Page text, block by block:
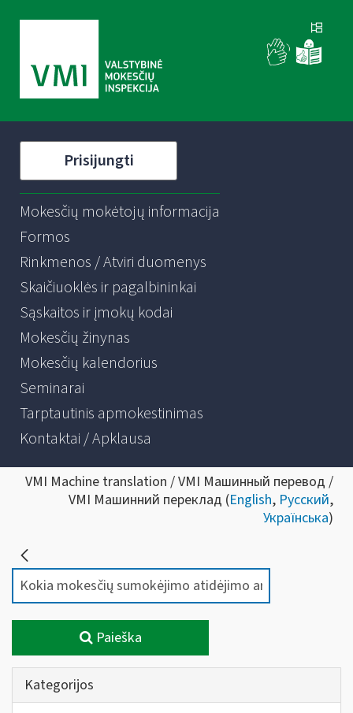
Prisijungti
Mokesčių mokėtojų informacija
Formos
Rinkmenos / Atviri duomenys
Skaičiuoklės ir pagalbininkai
Sąskaitos ir įmokų kodai
Mokesčių žinynas
Mokesčių kalendorius
Seminarai
Tarptautinis apmokestinimas
Kontaktai / Apklausa
VMI Machine translation / VMI Машинный перевод /
VMI Машинний переклад (English, Русский,
Українська)
Paieška
Kategorijos